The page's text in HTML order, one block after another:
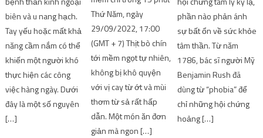
biên và u nang hạch.
Tay yếu hoặc mất khả
năng cầm nắm có thể
khiến một người khó
thực hiện các công
việc hàng ngày. Dưới
đây là một số nguyên
[…]
Thứ Năm, ngày
29/09/2022, 17:00
(GMT + 7) Thịt bò chín
tới mềm ngọt tự nhiên,
không bị khô quyện
với vị cay từ ớt và mùi
thơm từ sả rất hấp
dẫn. Một món ăn đơn
giản mà ngon […]
phần nào phản ánh
sự bất ổn về sức khỏe
tâm thần. Từ năm
1786, bác sĩ người Mỹ
Benjamin Rush đã
dùng từ “phobia” để
chỉ những hội chứng
hoảng […]